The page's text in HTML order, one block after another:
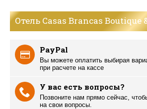
Отель Casas Brancas Boutique
PayPal
Вы можете оплатить выбирая
при расчете на кассе
У вас есть вопросы?
Позвоните нам прямо сейчас,
на свои вопросы.